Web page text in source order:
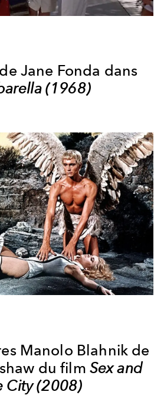
Jane Fonda dans
(1968)
Manolo Blahnik de
du film Sex and
City (2008)